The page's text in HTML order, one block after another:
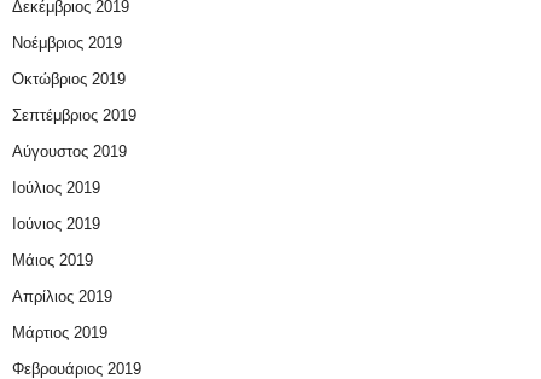
Δεκέμβριος 2019
Νοέμβριος 2019
Οκτώβριος 2019
Σεπτέμβριος 2019
Αύγουστος 2019
Ιούλιος 2019
Ιούνιος 2019
Μάιος 2019
Απρίλιος 2019
Μάρτιος 2019
Φεβρουάριος 2019